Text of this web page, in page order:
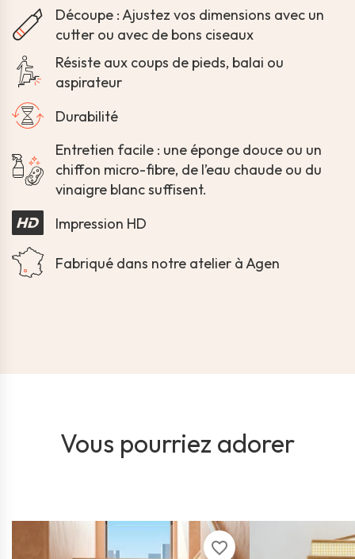
Découpe : Ajustez vos dimensions avec un
cutter ou avec de bons ciseaux
Résiste aux coups de pieds, balai ou
aspirateur
Durabilité
Entretien facile : une éponge douce ou un
chiffon micro-fibre, de l’eau chaude ou du
vinaigre blanc suffisent.
Impression HD
Fabriqué dans notre atelier à Agen
Vous pourriez adorer
favorite_border